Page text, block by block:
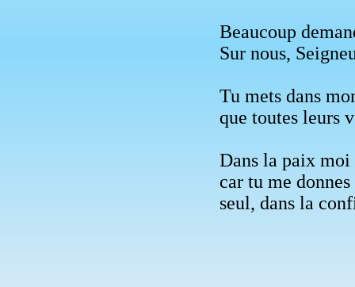
Beaucoup
Sur nous,
Tu mets dans
que toutes leurs
Dans la paix moi
car tu me
seul, dans la